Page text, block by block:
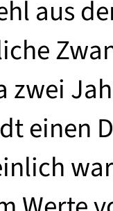
aus
zwei
einen